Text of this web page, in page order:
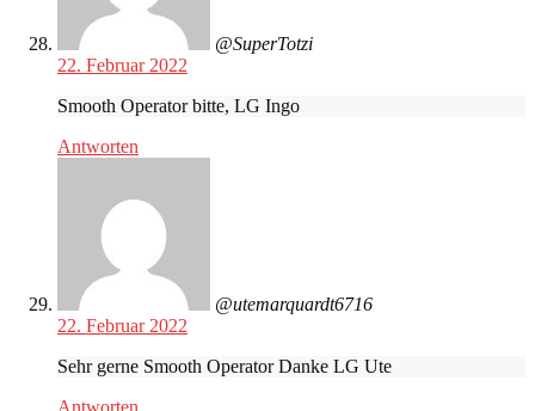
@SuperTotzi
22. Februar 2022
Smooth Operator bitte, LG Ingo
Antworten
@utemarquardt6716
22. Februar 2022
Sehr gerne Smooth Operator Danke LG Ute
Antworten